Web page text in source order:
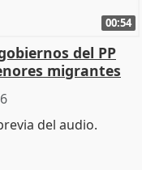
00:54
del PP
migrantes